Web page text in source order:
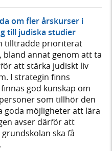
om fler årskurser i
till judiska studier
tillträdde prioriterat
annat genom att ta
att stärka judiskt liv
I strategin finns
god kunskap om
som tillhör den
goda möjligheter att lära
avser därför att
ska få